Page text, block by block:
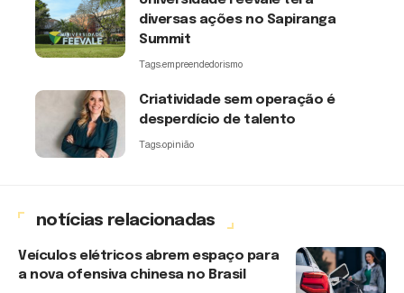
diversas ações no Sapiranga
Summit
Tags:empreendedorismo
Criatividade sem operação é
desperdício de talento
Tags:opinião
notícias relacionadas
Veículos elétricos abrem espaço para
a nova ofensiva chinesa no Brasil